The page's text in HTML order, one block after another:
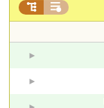
 